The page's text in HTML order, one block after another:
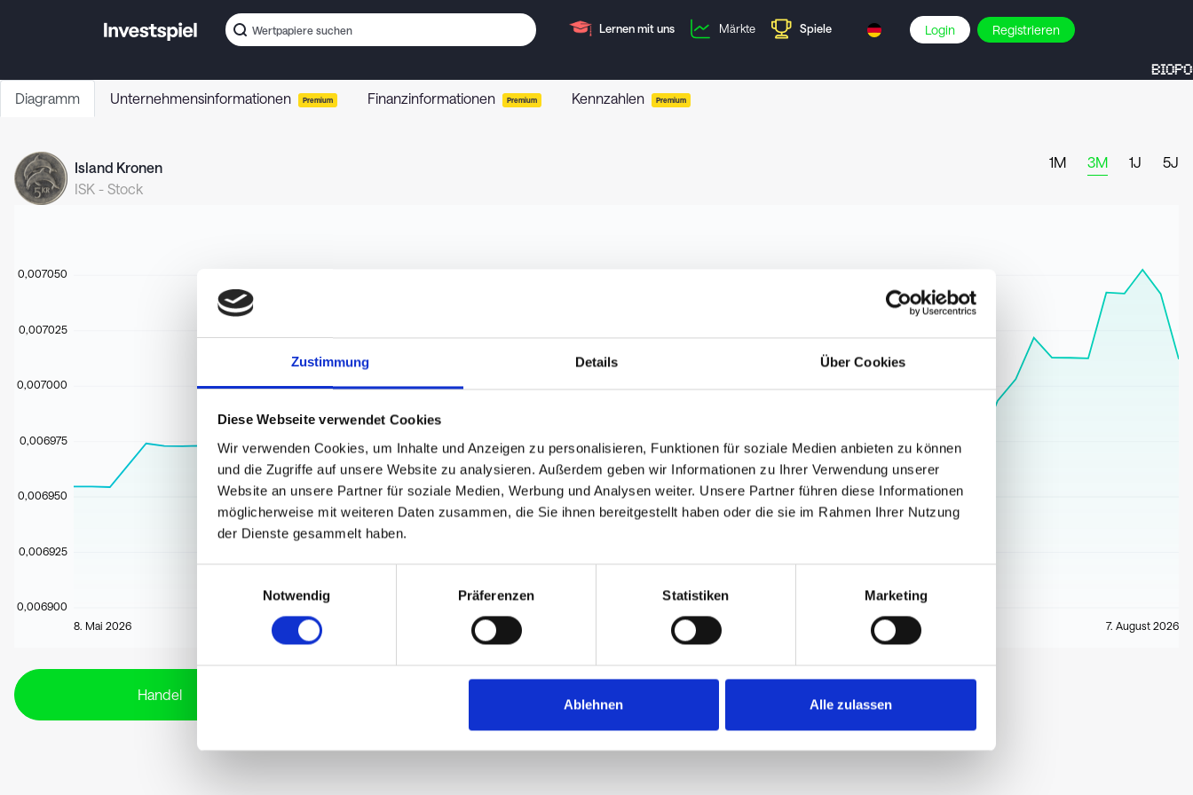
Zustimmung Details Über Cookies
Diese Webseite verwendet Cookies
Wir verwenden Cookies, um Inhalte und Anzeigen zu personalisieren, Funktionen für soziale Medien anbieten zu können
und die Zugriffe auf unsere Website zu analysieren. Außerdem geben wir Informationen zu Ihrer Verwendung unserer
Website an unsere Partner für soziale Medien, Werbung und Analysen weiter. Unsere Partner führen diese Informationen
möglicherweise mit weiteren Daten zusammen, die Sie ihnen bereitgestellt haben oder die sie im Rahmen Ihrer Nutzung
der Dienste gesammelt haben.
Notwendig
Präferenzen Statistiken Marketing
Ablehnen Alle zulassen
Lernen mit uns Märkte Spiele Login Registrieren
BIOPO-
Diagramm Unternehmensinformationen Premium Finanzinformationen Premium Kennzahlen Premium
Island Kronen
ISK - Stock
1M 3M 1J 5J
0,006900
0,006925
0,006950
0,006975
0,007000
0,007025
0,007050
8. Mai 2026 7. August 2026
Handel